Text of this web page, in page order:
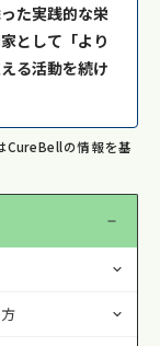
た実践的な栄
として「より
る活動を続け
CureBellの情報を基